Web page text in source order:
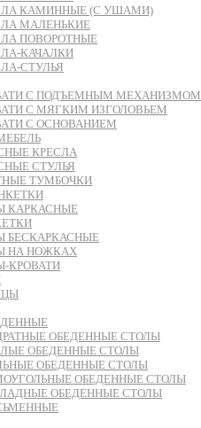
КАМИННЫЕ (С УШАМИ)
МАЛЕНЬКИЕ
ПОВОРОТНЫЕ
КАЧАЛКИ
СТУЛЬЯ
С ПОДЪЕМНЫМ МЕХАНИЗМОМ
С МЯГКИМ ИЗГОЛОВЬЕМ
С ОСНОВАНИЕМ
КРЕСЛА
СТУЛЬЯ
ТУМБОЧКИ
КАРКАСНЫЕ
БЕСКАРКАСНЫЕ
НА НОЖКАХ
КРОВАТИ
ОБЕДЕННЫЕ СТОЛЫ
ОБЕДЕННЫЕ СТОЛЫ
ОБЕДЕННЫЕ СТОЛЫ
ОБЕДЕННЫЕ СТОЛЫ
ОБЕДЕННЫЕ СТОЛЫ